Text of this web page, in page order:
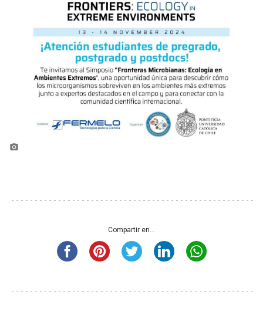
photo_camera
Compartir en...